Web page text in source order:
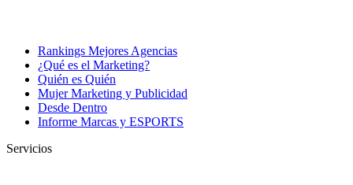
Rankings Mejores Agencias
¿Qué es el Marketing?
Quién es Quién
Mujer Marketing y Publicidad
Desde Dentro
Informe Marcas y ESPORTS
Servicios